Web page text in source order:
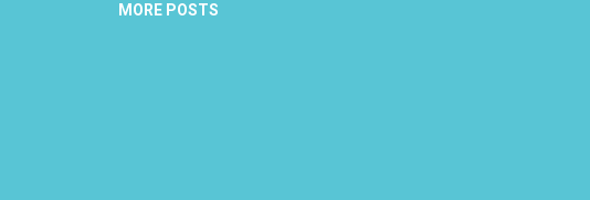
MORE POSTS